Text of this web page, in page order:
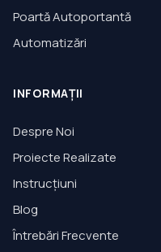
Poartă Autoportantă
Automatizări
INFORMAȚII
Despre Noi
Proiecte Realizate
Instrucțiuni
Blog
Întrebări Frecvente